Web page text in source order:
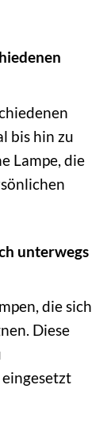
bis hin zu
Lampe, die
unterwegs
die sich
Diese